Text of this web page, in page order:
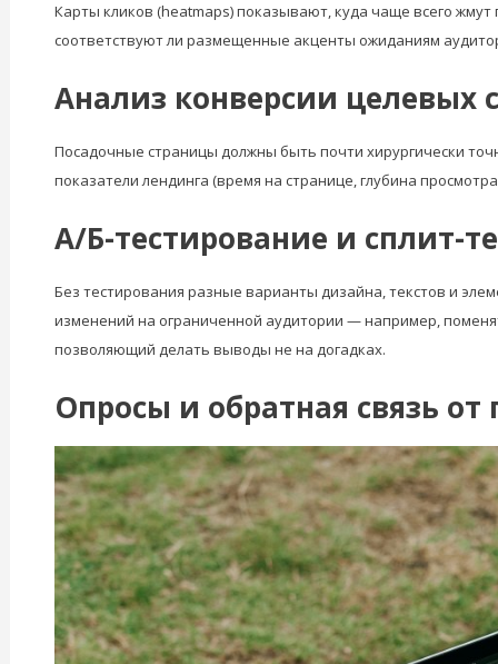
Карты кликов (heatmaps) показывают, куда чаще всего
соответствуют ли размещенные акценты ожиданиям
Анализ конверсии целевых
Посадочные страницы должны быть почти хирургически
показатели лендинга (время на странице, глубина
А/Б-тестирование и сплит-
Без тестирования разные варианты дизайна, текстов и
изменений на ограниченной аудитории — например,
позволяющий делать выводы не на догадках.
Опросы и обратная связь от